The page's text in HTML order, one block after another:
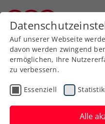
Zurück zur
Rollstuhltennis
Auf unserer Webseite
davon werden zwingend
ermöglichen, Ihre
zu verbessern.
Essenziell
Alle